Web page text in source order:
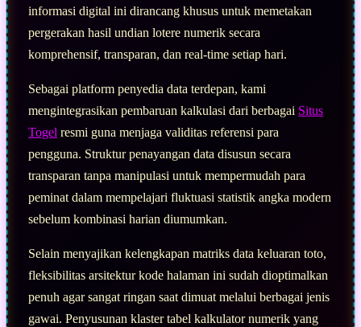
informasi digital ini dirancang khusus untuk memetakan
pergerakan hasil undian lotere numerik secara
komprehensif, transparan, dan real-time setiap hari.
Sebagai platform penyedia data terdepan, kami
mengintegrasikan pembaruan kalkulasi dari berbagai Situs
Togel resmi guna menjaga validitas referensi para
pengguna. Struktur penayangan data disusun secara
transparan tanpa manipulasi untuk mempermudah para
peminat dalam mempelajari fluktuasi statistik angka modern
sebelum kombinasi harian diumumkan.
Selain menyajikan kelengkapan matriks data keluaran toto,
fleksibilitas arsitektur kode halaman ini sudah dioptimalkan
penuh agar sangat ringan saat dimuat melalui berbagai jenis
gawai. Penyusunan klaster tabel kalkulator numerik yang